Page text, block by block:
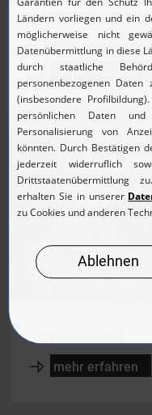
Medical Technology
mehr erfahren
mehr erfahren